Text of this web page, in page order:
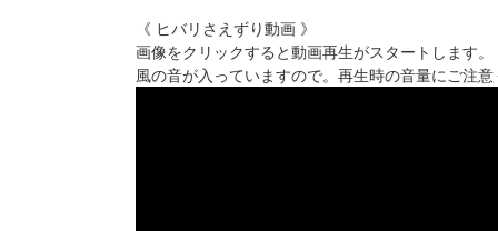
《 ヒバリさえずり動画 》
画像をクリックすると動画再生がスタートします。
風の音が入っていますので。再生時の音量にご注意